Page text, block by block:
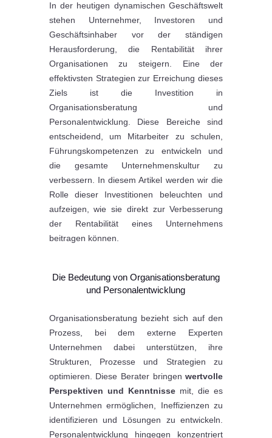
In der heutigen dynamischen Geschäftswelt
stehen Unternehmer, Investoren und
Geschäftsinhaber vor der ständigen
Herausforderung, die Rentabilität ihrer
Organisationen zu steigern. Eine der
effektivsten Strategien zur Erreichung dieses
Ziels ist die Investition in
Organisationsberatung und
Personalentwicklung. Diese Bereiche sind
entscheidend, um Mitarbeiter zu schulen,
Führungskompetenzen zu entwickeln und
die gesamte Unternehmenskultur zu
verbessern. In diesem Artikel werden wir die
Rolle dieser Investitionen beleuchten und
aufzeigen, wie sie direkt zur Verbesserung
der Rentabilität eines Unternehmens
beitragen können.
Die Bedeutung von Organisationsberatung
und Personalentwicklung
Organisationsberatung bezieht sich auf den
Prozess, bei dem externe Experten
Unternehmen dabei unterstützen, ihre
Strukturen, Prozesse und Strategien zu
optimieren. Diese Berater bringenwertvolle
Perspektiven und Kenntnissemit, die es
Unternehmen ermöglichen, Ineffizienzen zu
identifizieren und Lösungen zu entwickeln.
Personalentwicklung hingegen konzentriert